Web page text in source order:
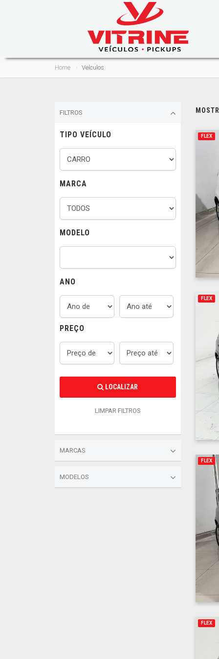
Home Veículos
FILTROS
TIPO VEÍCULO
MARCA
MODELO
ANO
PREÇO
LOCALIZAR
LIMPAR FILTROS
MARCAS
MODELOS
FLEX
FLEX
FLEX
FLEX